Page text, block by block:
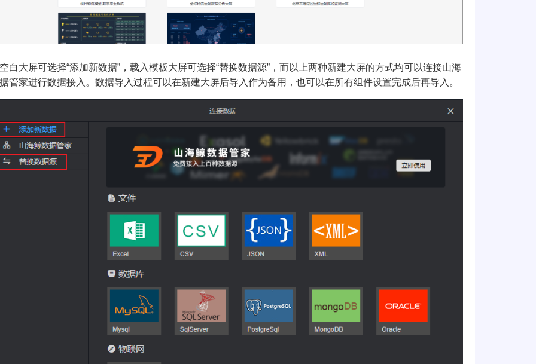
白大屏可选择“添加新数据”，载入模板大屏可选择“替换数据源”，而以上两种新建大屏的方式均可以连接山海
管家进行数据接入。数据导入过程可以在新建大屏后导入作为备用，也可以在所有组件设置完成后再导入。